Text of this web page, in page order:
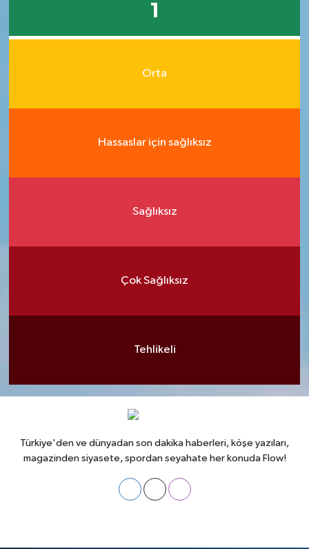
1
Orta
Hassaslar için sağlıksız
Sağlıksız
Çok Sağlıksız
Tehlikeli
Türkiye'den ve dünyadan son dakika haberleri, köşe yazıları,
magazinden siyasete, spordan seyahate her konuda Flow!